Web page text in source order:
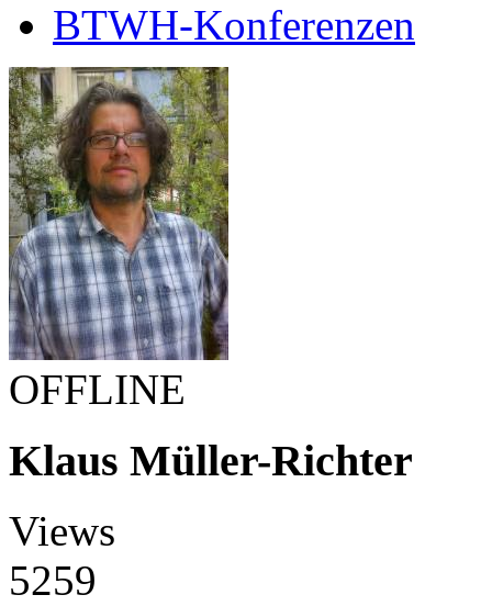
BTWH-Konferenzen
OFFLINE
Klaus Müller-Richter
Views
5259